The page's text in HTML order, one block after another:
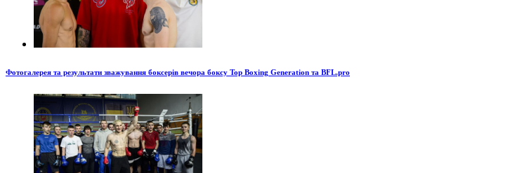
Фотогалерея та результати зважування боксерів вечора боксу Top Boxing Generation та BFL.pro